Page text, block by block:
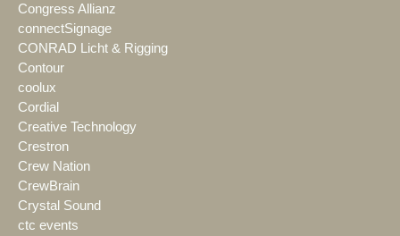
Congress Allianz
connectSignage
CONRAD Licht & Rigging
Contour
coolux
Cordial
Creative Technology
Crestron
Crew Nation
CrewBrain
Crystal Sound
ctc events